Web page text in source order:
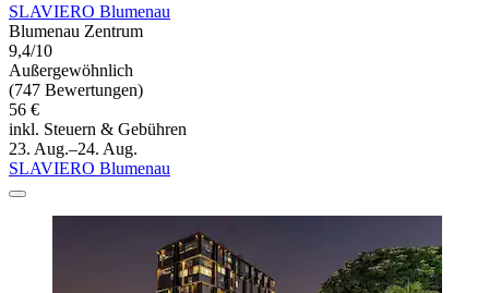
SLAVIERO Blumenau
Blumenau Zentrum
9,4/10
Außergewöhnlich
(747 Bewertungen)
56 €
inkl. Steuern & Gebühren
23. Aug.–24. Aug.
SLAVIERO Blumenau